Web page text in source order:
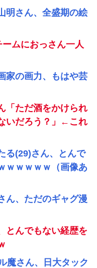
明さん、全盛期の絵
ームにおっさん一人
家の画力、もはや芸
「ただ酒をかけられ
いだろう？」←これ
る(29)さん、とんで
ｗｗｗｗｗ（画像あ
ん、ただのギャグ漫
とんでもない経歴を
魔さん、日大タック